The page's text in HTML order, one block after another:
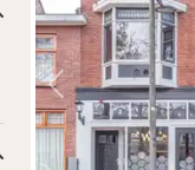
Vorige foto